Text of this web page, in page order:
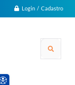
Login / Cadastro